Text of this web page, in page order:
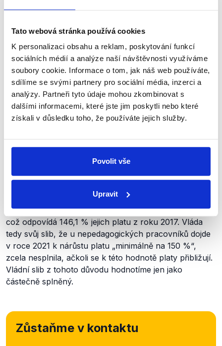
Tato webová stránka používá cookies
K personalizaci obsahu a reklam, poskytování funkcí
sociálních médií a analýze naší návštěvnosti využíváme
soubory cookie. Informace o tom, jak náš web používáte,
sdílíme se svými partnery pro sociální média, inzerci a
analýzy. Partneři tyto údaje mohou zkombinovat s
dalšími informacemi, které jste jim poskytli nebo které
získali v důsledku toho, že používáte jejich služby.
Povolit vše
Upravit
str. 1). Při tvorběrozpočtu
platy pedagogických pracovníků o 9 % (…), z toho
zvýšení platových tarifů o 4 %“ a„zvýšení prostředků
na platy nepedagogických zaměstnanců o 4 %“.
Pokud tedy budeme vycházet z rozpočtu Ministerstva
školství, platy pedagogických pracovníků, včetně
učitelů, v roce 2021 skutečně narostly o 9 %.,
Průměrný plat učitele by letos dosáhl 48 204 Kč. To
plat všech pedagogických pracovníků by poté
odpovídal 45 521 Kč, tedy 150,4 % hodnoty z roku
2017. Tuto část svého slibu tedy vláda splnila.
počítá pouze s nárůstem o 4 %, průměrný plat těchto
zaměstnanců by tedy v roce 2021 měl činit 25 737 Kč,
což odpovídá 146,1 % jejich platu z roku 2017. Vláda
tedy svůj slib, že u nepedagogických pracovníků dojde
v roce 2021 k nárůstu platu „minimálně na 150 %“,
zcela nesplnila, ačkoli se k této hodnotě platy přibližují.
Vládní slib z tohoto důvodu hodnotíme jen jako
částečně splněný.
Zůstaňme v kontaktu